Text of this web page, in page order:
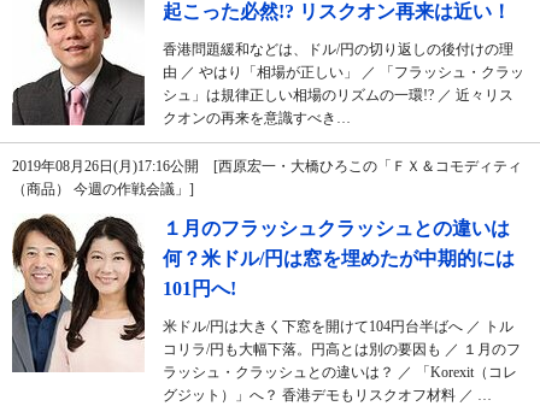
起こった必然!? リスクオン再来は近い！
香港問題緩和などは、ドル/円の切り返しの後付けの理
由 ／ やはり「相場が正しい」 ／ 「フラッシュ・クラッ
シュ」は規律正しい相場のリズムの一環!? ／ 近々リス
クオンの再来を意識すべき…
2019年08月26日(月)17:16公開 [西原宏一・大橋ひろこの「ＦＸ＆コモディティ
（商品） 今週の作戦会議」]
１月のフラッシュクラッシュとの違いは
何？米ドル/円は窓を埋めたが中期的には
101円へ!
米ドル/円は大きく下窓を開けて104円台半ばへ ／ トル
コリラ/円も大幅下落。円高とは別の要因も ／ １月のフ
ラッシュ・クラッシュとの違いは？ ／ 「Korexit（コレ
グジット）」へ？ 香港デモもリスクオフ材料 ／ …